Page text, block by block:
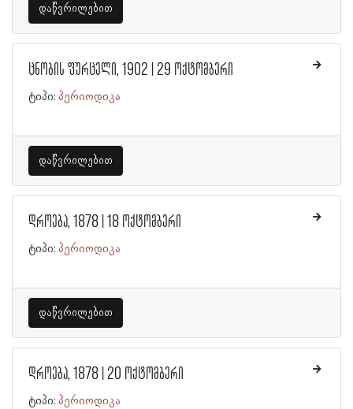
დაწვრილებით
ცნობის ფურცელი, 1902 | 29 ოქტომბერი
ტიპი: პერიოდიკა
დაწვრილებით
დროება, 1878 | 18 ოქტომბერი
ტიპი: პერიოდიკა
დაწვრილებით
დროება, 1878 | 20 ოქტომბერი
ტიპი: პერიოდიკა